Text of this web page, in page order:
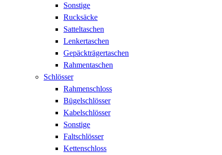
Sonstige
Rucksäcke
Satteltaschen
Lenkertaschen
Gepäckträgertaschen
Rahmentaschen
Schlösser
Rahmenschloss
Bügelschlösser
Kabelschlösser
Sonstige
Faltschlösser
Kettenschloss